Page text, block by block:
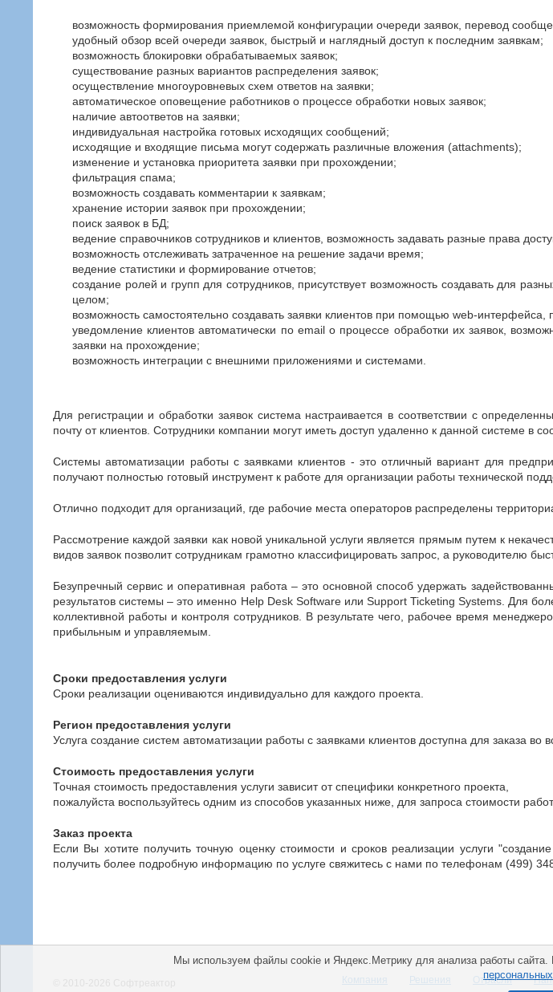
возможность формирования приемлемой конфигурации очереди заявок, перевод
удобный обзор всей очереди заявок, быстрый и наглядный доступ к последним заявкам;
возможность блокировки обрабатываемых заявок;
существование разных вариантов распределения заявок;
осуществление многоуровневых схем ответов на заявки;
автоматическое оповещение работников о процессе обработки новых заявок;
наличие автоответов на заявки;
индивидуальная настройка готовых исходящих сообщений;
исходящие и входящие письма могут содержать различные вложения (attachments);
изменение и установка приоритета заявки при прохождении;
фильтрация спама;
возможность создавать комментарии к заявкам;
хранение истории заявок при прохождении;
поиск заявок в БД;
ведение справочников сотрудников и клиентов, возможность задавать разные права
возможность отслеживать затраченное на решение задачи время;
ведение статистики и формирование отчетов;
создание ролей и групп для сотрудников, присутствует возможность создавать для
целом;
возможность самостоятельно создавать заявки клиентов при помощью web-
уведомление клиентов автоматически по email о процессе обработки их заявок,
заявки на прохождение;
возможность интеграции с внешними приложениями и системами.
Для регистрации и обработки заявок система настраивается в соответствии с
почту от клиентов. Сотрудники компании могут иметь доступ удаленно к данной системе в
Системы автоматизации работы с заявками клиентов - это отличный вариант для
получают полностью готовый инструмент к работе для организации работы технической
Отлично подходит для организаций, где рабочие места операторов распределены
Рассмотрение каждой заявки как новой уникальной услуги является прямым путем к
видов заявок позволит сотрудникам грамотно классифицировать запрос, а руководителю
Безупречный сервис и оперативная работа – это основной способ удержать
результатов системы – это именно Help Desk Software или Support Ticketing Systems. Для
коллективной работы и контроля сотрудников. В результате чего, рабочее время
прибыльным и управляемым.
Сроки предоставления услуги
Сроки реализации оцениваются индивидуально для каждого проекта.
Регион предоставления услуги
Услуга создание систем автоматизации работы с заявками клиентов доступна для заказа во
Стоимость предоставления услуги
Точная стоимость предоставления услуги зависит от специфики конкретного проекта,
пожалуйста воспользуйтесь одним из способов указанных ниже, для запроса стоимости
Заказ проекта
Если Вы хотите получить точную оценку стоимости и сроков реализации услуги
получить более подробную информацию по услуге свяжитесь с нами по телефонам (499)
Компания Решения Отрасли
Мы используем файлы cookie и Яндекс.Метрику для анализа работы сайта.